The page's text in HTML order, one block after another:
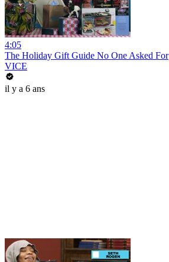
4:05
The Holiday Gift Guide No One Asked For
VICE
il y a 6 ans